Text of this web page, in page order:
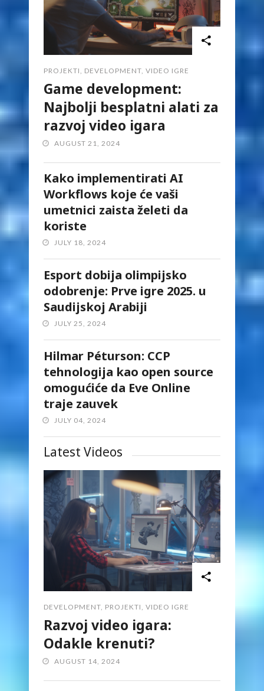
PROJEKTI DEVELOPMENT VIDEO IGRE
Game development:
Najbolji besplatni alati za
razvoj video igara
AUGUST 21, 2024
Kako implementirati AI
Workflows koje će vaši
umetnici zaista želeti da
koriste
JULY 18, 2024
Esport dobija olimpijsko
odobrenje: Prve igre 2025. u
Saudijskoj Arabiji
JULY 25, 2024
Hilmar Péturson: CCP
tehnologija kao open source
omogućiće da Eve Online
traje zauvek
JULY 04, 2024
Latest Videos
DEVELOPMENT PROJEKTI VIDEO IGRE
Razvoj video igara:
Odakle krenuti?
AUGUST 14, 2024